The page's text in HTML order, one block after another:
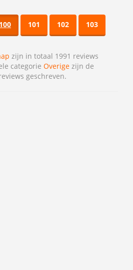
100 101 102 103
zijn in totaal 1991 reviews
categorie Overige zijn de
geschreven.